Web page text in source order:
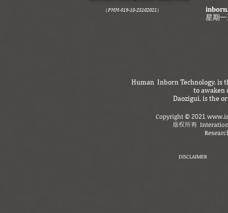
（PMM-019-10-25102021）
星期
Human Inborn Technology, is
to awaken
Daozigui, is the
Copyright © 2021
版权所有
DISCLAIMER